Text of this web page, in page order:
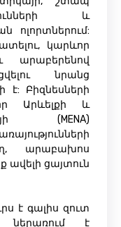
և
ոլորտներում:
կարևոր
արաբերենով
նրանց
է: Բիզնեսների
Արևելքի և
(MENA)
արաբախոս
ավելի ցայտուն
է գալիս զուտ
ներառում է